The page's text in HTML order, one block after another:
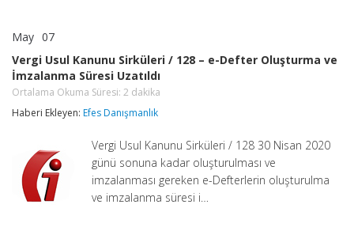
May 07
Kanunu
Sirküleri
/
–
Defter
Oluşturma
İmzalanma
Süresi
Vergi Usul Kanunu Sirküleri / 128 – e-Defter Oluşturma ve
İmzalanma Süresi Uzatıldı
Ortalama Okuma Süresi: 2 dakika
Haberi Ekleyen: Efes Danışmanlık
Vergi Usul Kanunu Sirküleri / 128 30 Nisan 2020
günü sonuna kadar oluşturulması ve
imzalanması gereken e-Defterlerin oluşturulma
ve imzalanma süresi i…